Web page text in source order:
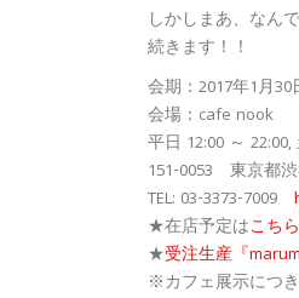
しかしまあ、なん
続きます！！
会期：2017年1月
会場：cafe nook
平日 12:00 ～
151-0053 東京都
TEL: 03-3373-7009
★在店予定はこちら
★受注生産『
※カフェ展示につ